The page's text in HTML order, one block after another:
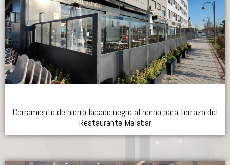
Cerramiento de hierro lacado negro al horno para terraza del
Restaurante Malabar